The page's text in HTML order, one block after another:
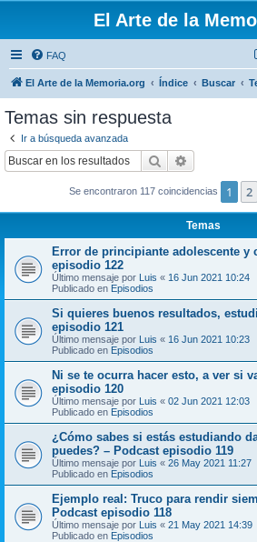
El Arte de la
FAQ
El Arte de la Memoria.org Índice Buscar
Temas sin respuesta
Ir a búsqueda avanzada
Buscar
Se encontraron 117 coincidencias 1 2
Temas
Error de principiante adolescente y
episodio 122
Último mensaje por Luis « 16 Jun 2021 10:24
Publicado en Episodios
Si quieres buenos resultados,
episodio 121
Último mensaje por Luis « 16 Jun 2021 10:23
Publicado en Episodios
Ni se te ocurra hacer esto, a ver si
episodio 120
Último mensaje por Luis « 02 Jun 2021 12:03
Publicado en Episodios
¿Cómo sabes si estás estudiando
puedes? – Podcast episodio 119
Último mensaje por Luis « 26 May 2021 11:27
Publicado en Episodios
Ejemplo real: Truco para rendir
Podcast episodio 118
Último mensaje por Luis « 21 May 2021 14:39
Publicado en Episodios